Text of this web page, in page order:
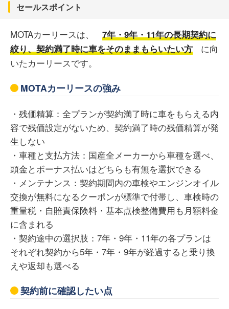
セールスポイント
MOTAカーリースは、
7年・9年・11年の長期契約に
絞り、契約満了時に車をそのままもらいたい方
に向
いたカーリースです。
MOTAカーリースの強み
・残価精算：全プランが契約満了時に車をもらえる内
容で残価設定がないため、契約満了時の残価精算が発
生しない
・車種と支払方法：国産全メーカーから車種を選べ、
頭金とボーナス払いはどちらも有無を選択できる
・メンテナンス：契約期間内の車検やエンジンオイル
交換が無料になるクーポンが標準で付帯し、車検時の
重量税・自賠責保険料・基本点検整備費用も月額料金
に含まれる
・契約途中の選択肢：7年・9年・11年の各プランは
それぞれ契約から5年・7年・9年が経過すると乗り換
えや返却も選べる
契約前に確認したい点